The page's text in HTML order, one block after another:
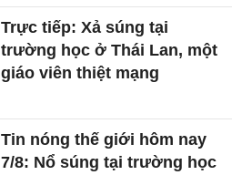
Trực tiếp: Xả súng tại
trường học ở Thái Lan, một
giáo viên thiệt mạng
Tin nóng thế giới hôm nay
7/8: Nổ súng tại trường học